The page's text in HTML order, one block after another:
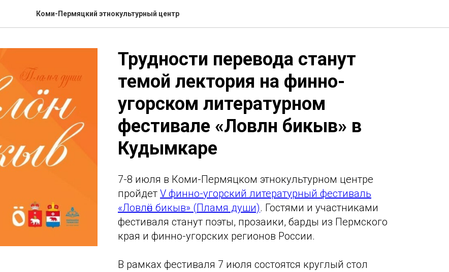
Коми-Пермяцкий этнокультурный центр
Трудности перевода станут
темой лектория на финно-
угорском литературном
фестивале «Ловлӧн бикыв» в
Кудымкаре
7-8 июля в Коми-Пермяцком этнокультурном центре
пройдет V финно-угорский литературный фестиваль
«Ловлӧн бикыв» (Пламя души). Гостями и участниками
фестиваля станут поэты, прозаики, барды из Пермского
края и финно-угорских регионов России.
В рамках фестиваля 7 июля состоятся круглый стол